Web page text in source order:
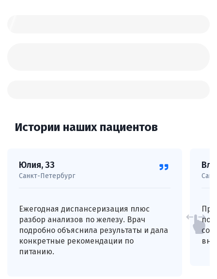
Истории наших пациентов
Юлия, 33
Санкт-Петербург
Ежегодная диспансеризация плюс
разбор анализов по железу. Врач
подробно объяснила результаты и дала
конкретные рекомендации по
питанию.